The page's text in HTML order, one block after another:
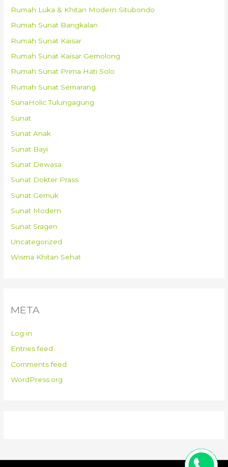
Rumah Luka & Khitan Modern Situbondo
Rumah Sunat Bangkalan
Rumah Sunat Kaisar
Rumah Sunat Kaisar Gemolong
Rumah Sunat Prima Hati Solo
Rumah Sunat Semarang
SunaHolic Tulungagung
Sunat
Sunat Anak
Sunat Bayi
Sunat Dewasa
Sunat Dokter Prass
Sunat Gemuk
Sunat Modern
Sunat Sragen
Uncategorized
Wisma Khitan Sehat
META
Log in
Entries feed
Comments feed
WordPress.org